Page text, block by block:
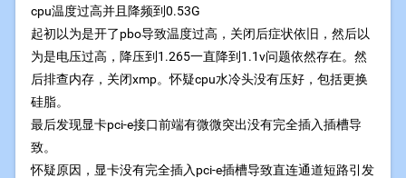
cpu温度过高并且降频到0.53G
起初以为是开了pbo导致温度过高，关闭后症状依旧，然后以
为是电压过高，降压到1.265一直降到1.1v问题依然存在。然
后排查内存，关闭xmp。怀疑cpu水冷头没有压好，包括更换
硅脂。
最后发现显卡pci-e接口前端有微微突出没有完全插入插槽导
致。
怀疑原因，显卡没有完全插入pci-e插槽导致直连通道短路引发